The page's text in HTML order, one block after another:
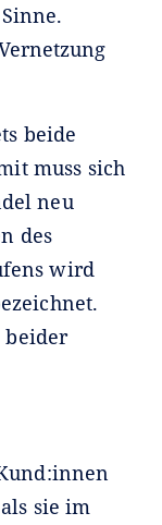
beide
muss sich
neu
des
wird
beider
sie im